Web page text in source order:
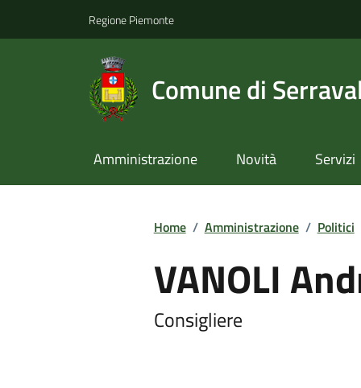
Regione Piemonte
Comune di
Amministrazione Novità Servizi
Home / Amministrazione / Politici
VANOLI
Consigliere